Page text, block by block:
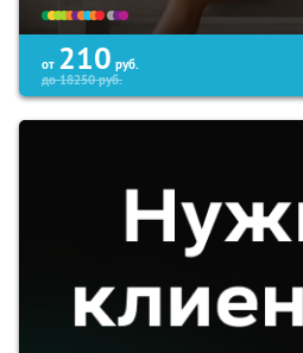
от 210 руб.
до18250руб.